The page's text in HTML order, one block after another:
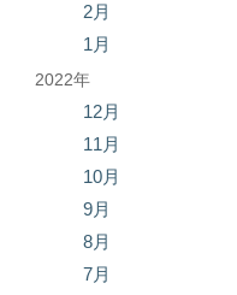
2月
1月
2022年
12月
11月
10月
9月
8月
7月